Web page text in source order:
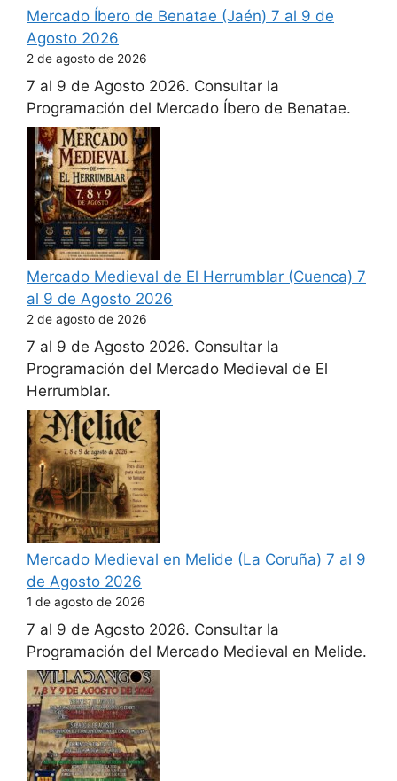
Mercado Íbero de Benatae (Jaén) 7 al 9 de
Agosto 2026
2 de agosto de 2026
7 al 9 de Agosto 2026. Consultar la
Programación del Mercado Íbero de Benatae.
Mercado Medieval de El Herrumblar (Cuenca) 7
al 9 de Agosto 2026
2 de agosto de 2026
7 al 9 de Agosto 2026. Consultar la
Programación del Mercado Medieval de El
Herrumblar.
Mercado Medieval en Melide (La Coruña) 7 al 9
de Agosto 2026
1 de agosto de 2026
7 al 9 de Agosto 2026. Consultar la
Programación del Mercado Medieval en Melide.